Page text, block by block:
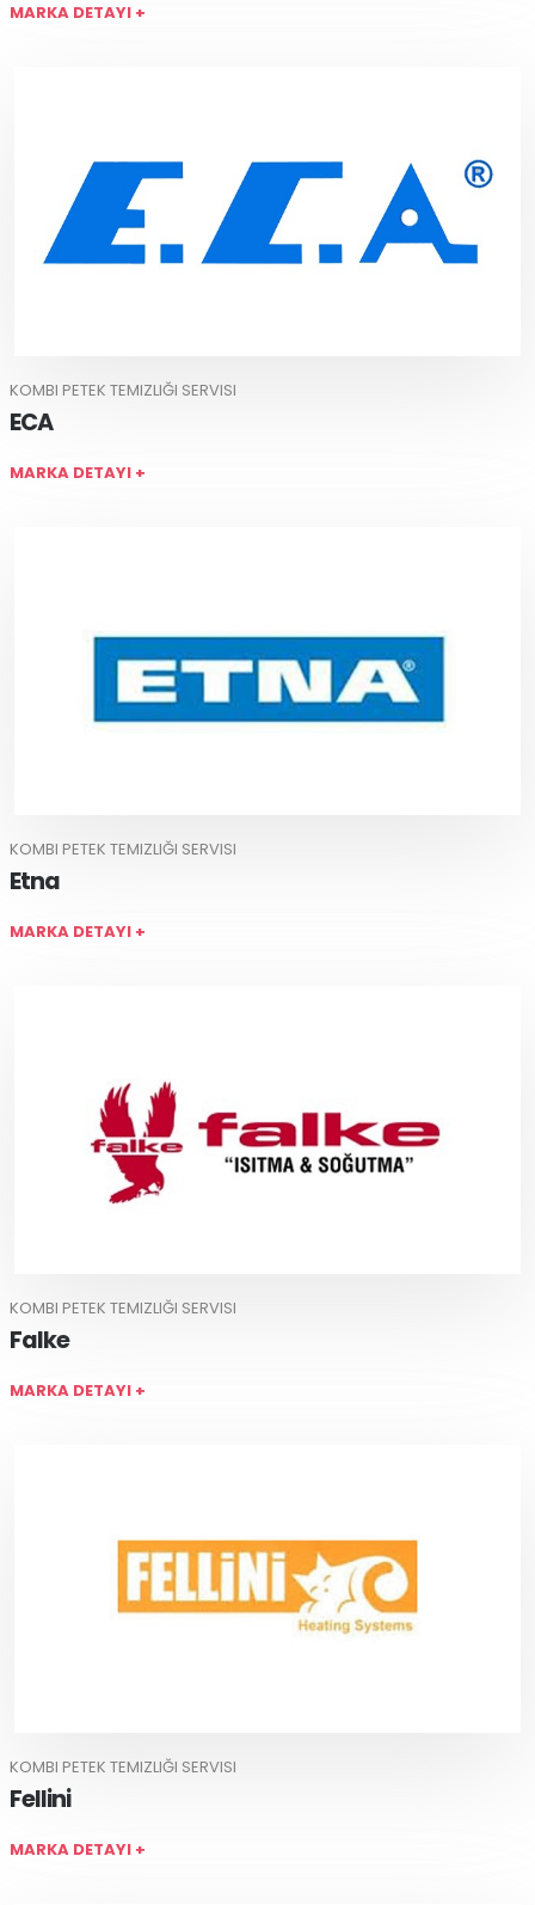
MARKA DETAYI +
KOMBI PETEK TEMIZLIĞI SERVISI
ECA
MARKA DETAYI +
KOMBI PETEK TEMIZLIĞI SERVISI
Etna
MARKA DETAYI +
KOMBI PETEK TEMIZLIĞI SERVISI
Falke
MARKA DETAYI +
KOMBI PETEK TEMIZLIĞI SERVISI
Fellini
MARKA DETAYI +